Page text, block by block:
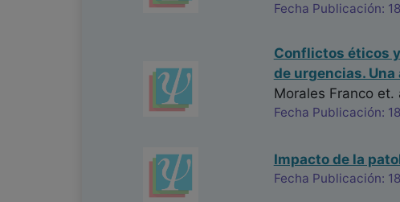
Fecha Publicación:
Conflictos éticos
de urgencias.
Morales Francoet.
Fecha Publicación:
Impacto de la
Fecha Publicación: